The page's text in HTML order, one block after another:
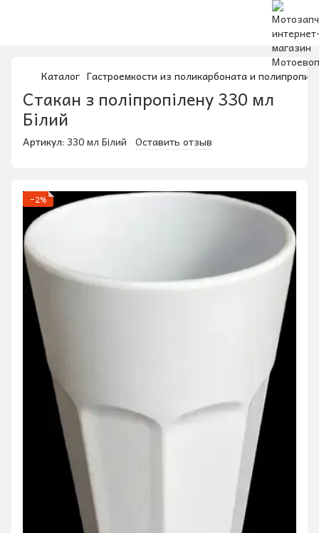
Каталог Гастроемкости из поликарбоната и
Стакан з поліпропілену 330 мл
Білий
Артикул: 330 мл Білий Оставить отзыв
−2%